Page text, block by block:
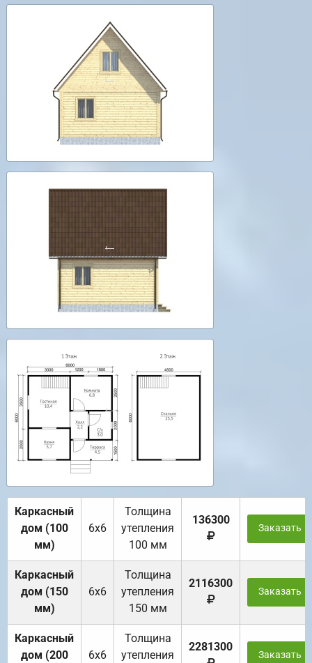
Каркасный
дом (100
мм)
6х6
Толщина
утепления
100 мм
136300
Заказать
Каркасный
дом (150
мм)
6х6
Толщина
утепления
150 мм
2116300
Заказать
Каркасный
дом (200
6х6
Толщина
утепления
2281300
Заказать